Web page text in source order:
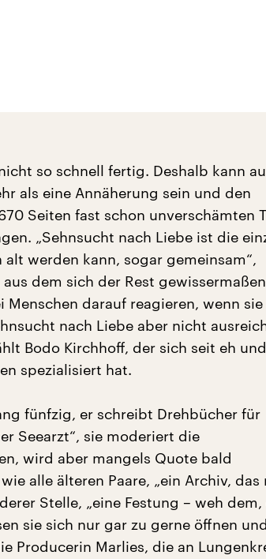
so schnell fertig. Deshalb kann
als eine Annäherung sein und den
Seiten fast schon unverschämten
„Sehnsucht nach Liebe ist die
werden kann, sogar gemeinsam“,
dem sich der Rest gewissermaßen
darauf reagieren, wenn sie
nach Liebe aber nicht
Bodo Kirchhoff, der sich seit eh
spezialisiert hat.
fünfzig, er schreibt Drehbücher für
Seearzt“, sie moderiert die
wird aber mangels Quote bald
alle älteren Paare, „ein Archiv, das
Stelle, „eine Festung – weh
sie sich nur gar zu gerne öffnen und
Producerin Marlies, die an